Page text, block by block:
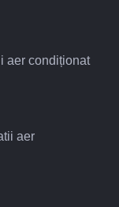
aer condiționat
aer